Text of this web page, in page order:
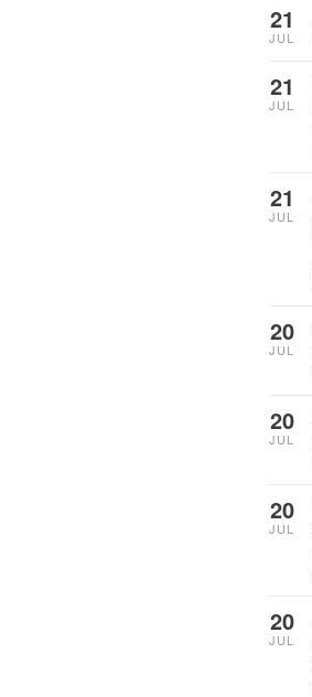
21
JUL
21
JUL
21
JUL
20
JUL
20
JUL
20
JUL
20
JUL